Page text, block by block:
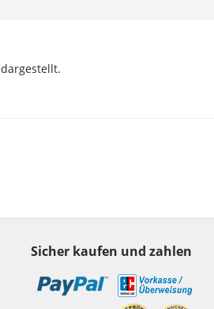
dargestellt.
Sicher kaufen und zahlen